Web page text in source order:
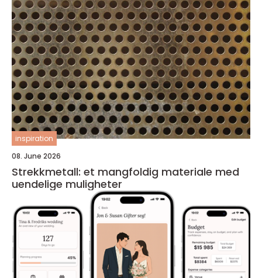
inspiration
08. June 2026
Strekkmetall: et mangfoldig materiale med
uendelige muligheter